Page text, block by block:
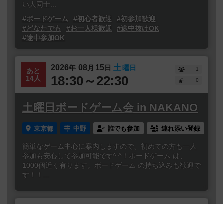
い人同士...
#ボードゲーム
#初心者歓迎
#初参加歓迎
#どなたでも
#お一人様歓迎
#途中抜けOK
#途中参加OK
あと
14人
2026年 08 月 15日 土曜日
18:30～22:30
1
0
土曜日ボードゲーム会 in NAKANO
東京都 中野 誰でも参加 連れ添い登録
簡単なゲーム中心に案内しますので、初めての方も一人
参加も安心して参加可能です^ ^！ボードゲーム は、
1000個近く有ります。ボードゲーム の持ち込みも歓迎で
す！！...